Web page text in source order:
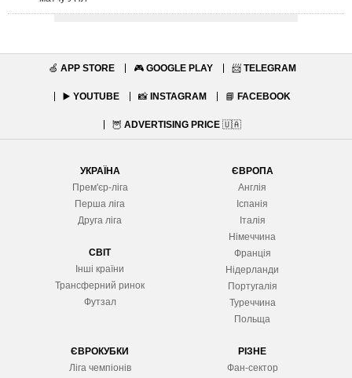
🍏 APP STORE 🎮 GOOGLE PLAY 📨 TELEGRAM
▶️ YOUTUBE 📸 INSTAGRAM 📘 FACEBOOK
🦉 ADVERTISING PRICE 🇺🇦
УКРАЇНА
Прем'єр-ліга
Перша ліга
Друга ліга
СВІТ
Інші країни
Трансферний ринок
Футзал
ЄВРОПА
Англія
Іспанія
Італія
Німеччина
Франція
Нідерланди
Португалія
Туреччина
Польща
ЄВРОКУБКИ
Ліга чемпіонів
РІЗНЕ
Фан-сектор